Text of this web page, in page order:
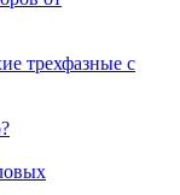
трехфазные с